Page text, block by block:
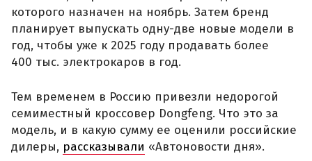
которого назначен на ноябрь. Затем бренд
планирует выпускать одну-две новые модели в
год, чтобы уже к 2025 году продавать более
400 тыс. электрокаров в год.
Тем временем в Россию привезли недорогой
семиместный кроссовер Dongfeng. Что это за
модель, и в какую сумму ее оценили российские
дилеры, рассказывали «Автоновости дня».